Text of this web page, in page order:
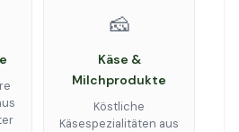
🧀
Käse &
Milchprodukte
Köstliche
Käsespezialitäten aus